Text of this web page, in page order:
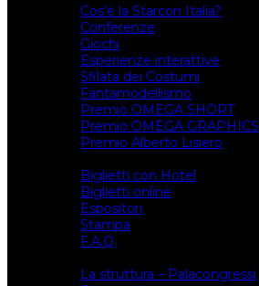
Cos’è la Starcon Italia?
Conferenze
Giochi
Esperienze interattive
Sfilata dei Costumi
Fantamodellismo
Premio OMEGA SHORT
Premio OMEGA GRAPHICS
Premio Alberto Lisiero
Biglietti con Hotel
Biglietti online
Espositori
Stampa
F.A.Q.
La struttura – Palacongressi